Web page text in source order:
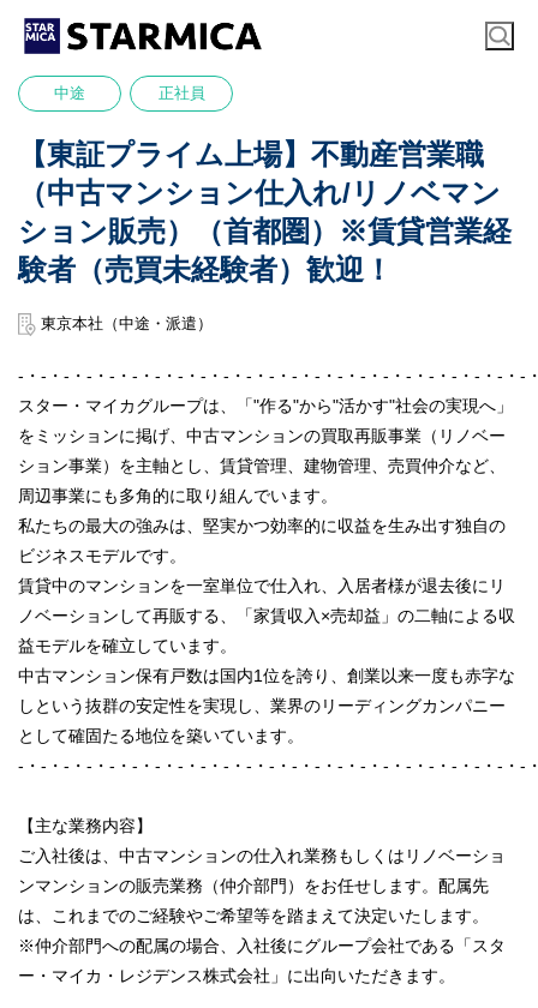
中途 正社員
【東証プライム上場】不動産営業職
（中古マンション仕入れ/リノベマン
ション販売）（首都圏）※賃貸営業経
験者（売買未経験者）歓迎！
東京本社（中途・派遣）
-・-・-・-・-・-・-・-・-・-・-・-・-・-・-・-・-・-・-・-・-・-・-
スター・マイカグループは、「"作る"から"活かす"社会の実現へ」
をミッションに掲げ、中古マンションの買取再販事業（リノベー
ション事業）を主軸とし、賃貸管理、建物管理、売買仲介など、
周辺事業にも多角的に取り組んでいます。
私たちの最大の強みは、堅実かつ効率的に収益を生み出す独自の
ビジネスモデルです。
賃貸中のマンションを一室単位で仕入れ、入居者様が退去後にリ
ノベーションして再販する、「家賃収入×売却益」の二軸による収
益モデルを確立しています。
中古マンション保有戸数は国内1位を誇り、創業以来一度も赤字な
しという抜群の安定性を実現し、業界のリーディングカンパニー
として確固たる地位を築いています。
-・-・-・-・-・-・-・-・-・-・-・-・-・-・-・-・-・-・-・-・-・-・-
【主な業務内容】
ご入社後は、中古マンションの仕入れ業務もしくはリノベーショ
ンマンションの販売業務（仲介部門）をお任せします。配属先
は、これまでのご経験やご希望等を踏まえて決定いたします。
※仲介部門への配属の場合、入社後にグループ会社である「スタ
ー・マイカ・レジデンス株式会社」に出向いただきます。